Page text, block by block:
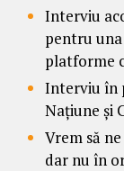
Interviu
pentru
platforme
Interviu în
Națiune și
Vrem să
dar nu în